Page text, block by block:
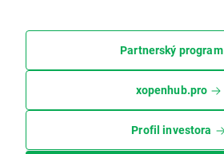
Partnerský program
xopenhub.pro
Profil investora